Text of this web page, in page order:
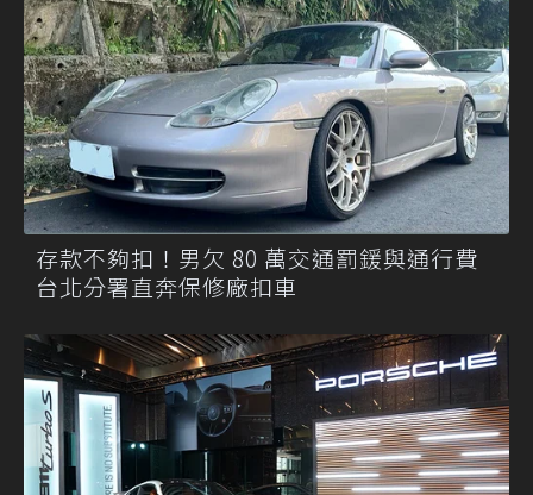
存款不夠扣！男欠 80 萬交通罰鍰與通行費
台北分署直奔保修廠扣車